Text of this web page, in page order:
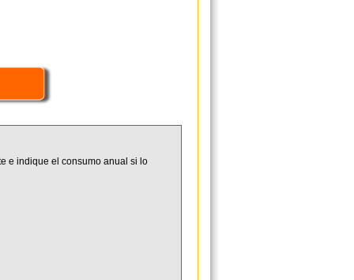
e indique el consumo anual si lo